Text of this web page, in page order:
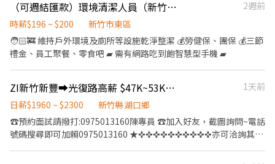
訊告知您所要應徵的職務並留下姓名及電話
300，領薪約＄52,800～80,000(配合加班) 3️⃣竹科廠： ⭐【日班】
- 04:40 領薪約＄33,000～40,000(配合加班) ▬▬▬【立即應徵 24H
快速回覆】▬▬▬ ➡工作諮詢／報名面試 ➡請找：呂’r Neo ➡請
加官方賴：@pg17888（含@） ➡快速應徵連結：
https://lin.ee/rZxvxQW ⭐請加入好友，截圖職缺傳給我，填寫「姓
名+電話」基本資料⭐ ❌不抽成❌免服務費⭕️專業媒合安心面試
供清潔整理服務，也不定期參與公益清潔，並且每月提撥公司收益
認養10位家扶兒童，讓夥伴的努力和客戶的錢錢都變得格外有意
裡。 2. 騎著載有招財法寶的機車遊車河。 3. 熟練清潔步驟執行，解
決客戶的困擾。 4. 使出十八般武藝刷刷刷刷刷到斷手。 5. 衛浴馬桶
廚房檯面洗洗洗洗到估溜。 6. 把玻璃和地板擦擦擦擦擦擦到發亮。
7. 清潔得乾淨整齊讓客戶不想出門。 8. 建立客戶專屬資料，下次服
2. 不想被傳統工作束縛能力的新鮮人。 3. 還在用健康換金錢的輪班
人員。 4. 想要解鎖更多技能創造高收入的人。 5. 不想因為工作缺席
家人的重要日子的你。 .... 【待遇介紹】 1.自由接單，彈性排班：
1_〈家適員〉時薪+ 各項獎金 250~300元 2_〈家適職人〉 時薪+ 各
項獎金 360~400元 3_〈高階職人〉 時薪+ 各項獎金 500元以上
準備工作 ．學習廚房事務，可往專業廚師邁進，升任廚師工作 ．團
隊工作、抗壓性高、福利佳 ．負責洗、剝、削、切各種食材 ．負責
清理工作環境、設備和餐具 ．準備不同餐點所需要的食材 🔸 如果你
喜歡做菜、更喜歡充實的工作生活，歡迎斜槓餐飲業，穩定的排班
晚班 · 享有特休累積（依據累積的時數按比例換薪喔） · 免費員
工餐，是夥伴們每天最大的幸福 · 生日禮券、員工旅遊、超嗨的春
6％勞退提撥 🔸 如果你是守時的好人，也是願意積極排班的人 每月
排班滿100小時，可領有「全勤獎金$500元」（全時工作時數 x 時
薪$5元） 每月排班滿100小時，可領有「第二階段獎勵時薪」（超
（可週結匯款）環境清潔人員（新竹市區多處公園）
2週前
時薪$196 ~ $200
新竹市東區
🧑🏻‍🚒 維持戶外環境及廁所等設施乾淨整潔 💰勞健保、團保 💰三節
禮金、員工聚餐、零食吧 ▰ 需有網路吃到飽智慧型手機 ▰
ZI新竹新豐➡️光復路高薪 $47K~53K月休8天🉑日領週領 供宿
1天前
日薪$1960 ~ $2300
新竹縣湖口鄉
☎預約面試請撥打:0975013160陳專員 ☎加入好友，截圖詢問~電話
號碼搜尋即可加賴0975013160 ★✜✜✜✜✜✜✜✜✜✜亦可洽詢其他